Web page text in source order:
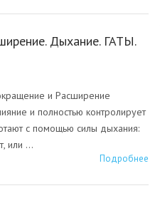
Дыхание. ГАТЫ.
и Расширение
и полностью контролирует
с помощью силы дыхания:
или …
Подробнее